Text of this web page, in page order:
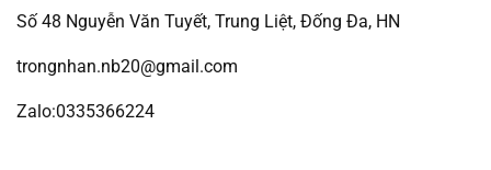
Số 48 Nguyễn Văn Tuyết, Trung Liệt, Đống Đa, HN
trongnhan.nb20@gmail.com
Zalo:0335366224